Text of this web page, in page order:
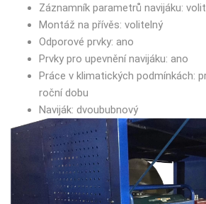
Záznamník parametrů navijáku:
Montáž na přívěs: volitelný
Odporové prvky: ano
Prvky pro upevnění navijáku: ano
Práce v klimatických podmínkách:
roční dobu
Naviják: dvoububnový